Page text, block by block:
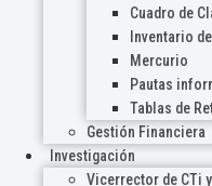
Cuadro de
Inventario
Mercurio
Pautas
Tablas de
Gestión Financiera
Investigación
Vicerrector de CTi